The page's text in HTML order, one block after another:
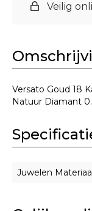
Veilig
Versato Goud 18
Natuur Diamant
Juwelen